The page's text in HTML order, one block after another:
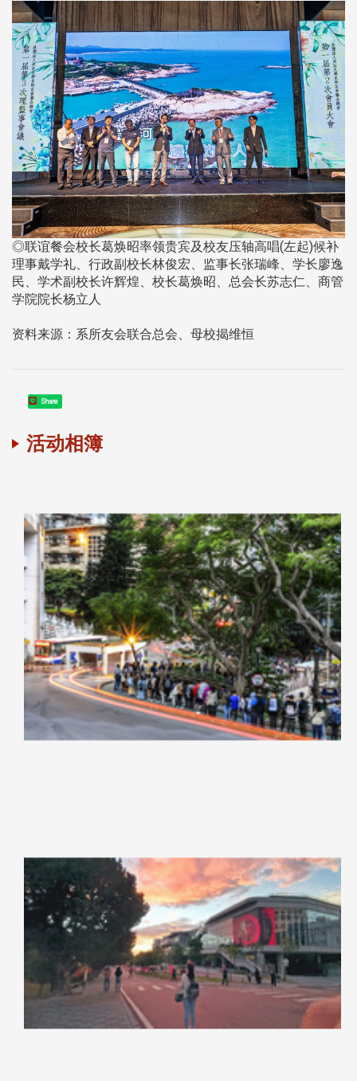
◎联谊餐会校长葛焕昭率领贵宾及校友压轴高唱(左起)候补
理事戴学礼、行政副校长林俊宏、监事长张瑞峰、学长廖逸
民、学术副校长许辉煌、校长葛焕昭、总会长苏志仁、商管
学院院长杨立人
​​​​​​​资料来源：系所友会联合总会、母校揭维恒
Share
活动相簿